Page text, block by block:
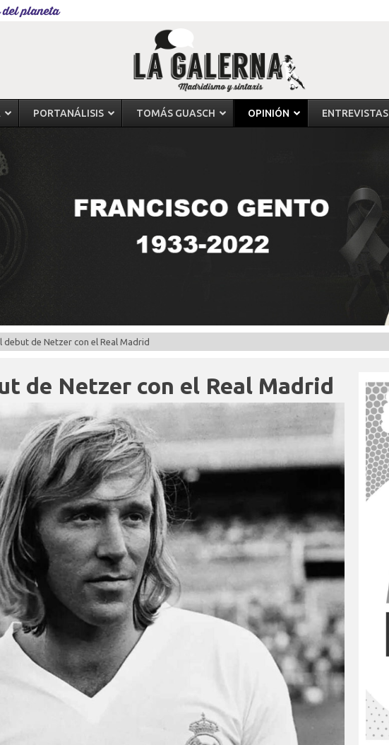
planeta
PORTANÁLISIS TOMÁS GUASCH OPINIÓN ENTREVISTAS
debut de Netzer con el Real Madrid
de Netzer con el Real Madrid